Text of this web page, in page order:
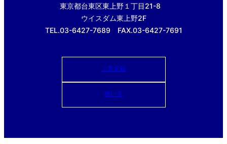
東京都台東区東上野１丁目21-8
ウイスダム東上野2F
TEL.03-6427-7689 FAX.03-6427-7691
ご意見箱
使い方